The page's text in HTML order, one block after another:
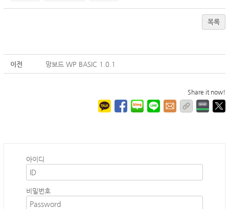
목록
이전 망보드 WP BASIC 1.0.1
Share it now!
아이디
비밀번호